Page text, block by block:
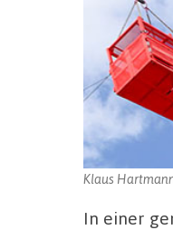
Klaus
In einer